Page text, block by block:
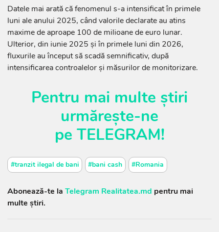
Datele mai arată că fenomenul s-a intensificat în primele
luni ale anului 2025, când valorile declarate au atins
maxime de aproape 100 de milioane de euro lunar.
Ulterior, din iunie 2025 și în primele luni din 2026,
fluxurile au început să scadă semnificativ, după
intensificarea controalelor și măsurilor de monitorizare.
Pentru mai multe știri
urmărește-ne
pe TELEGRAM!
#tranzit ilegal de bani #bani cash #Romania
Abonează-te la Telegram Realitatea.md pentru mai
multe știri.